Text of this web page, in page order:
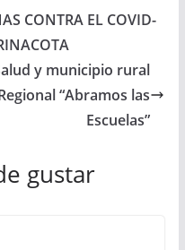
CONTRA EL COVID-
y municipio rural
“Abramos las
Escuelas”
gustar